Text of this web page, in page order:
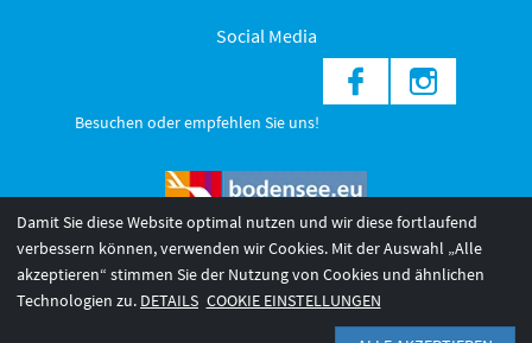
Social Media
Besuchen oder empfehlen Sie uns!
© 2026 Internationale Bodensee Tourismus GmbH
Damit Sie diese Website optimal nutzen und wir diese fortlaufend
verbessern können, verwenden wir Cookies. Mit der Auswahl „Alle
akzeptieren“ stimmen Sie der Nutzung von Cookies und ähnlichen
Technologien zu. DETAILS COOKIE EINSTELLUNGEN